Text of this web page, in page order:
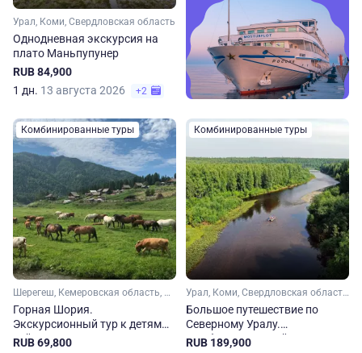
Урал, Коми, Свердловская область
Однодневная экскурсия на
плато Маньпупунер
RUB 84,900
1 дн. 13 августа 2026 +2
Комбинированные туры
Шерегеш, Кемеровская область, Сибирь
Горная Шория.
Экскурсионный тур к детям
тайги
RUB 69,800
Комбинированные туры
Урал, Коми, Свердловская область, Пермский край
Большое путешествие по
Северному Уралу.
Комбинированный тур по
RUB 189,900